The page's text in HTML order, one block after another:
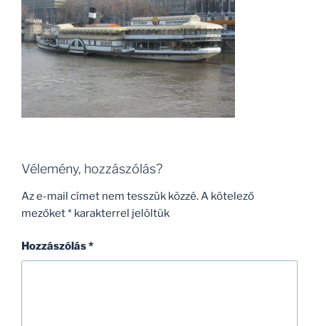
Vélemény, hozzászólás?
Az e-mail címet nem tesszük közzé.A kötelező
mezőket* karakterrel jelöltük
Hozzászólás*